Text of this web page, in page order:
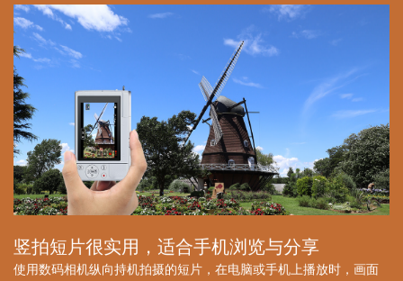
竖拍短片很实用，适合手机浏览与分享